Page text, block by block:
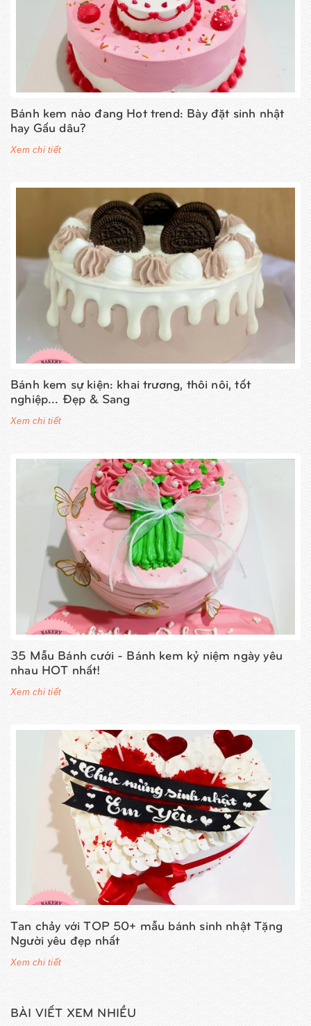
Bánh kem nào đang Hot trend: Bày đặt sinh nhật
hay Gấu dâu?
Xem chi tiết
Bánh kem sự kiện: khai trương, thôi nôi, tốt
nghiệp... Đẹp & Sang
Xem chi tiết
35 Mẫu Bánh cưới - Bánh kem kỷ niệm ngày yêu
nhau HOT nhất!
Xem chi tiết
Tan chảy với TOP 50+ mẫu bánh sinh nhật Tặng
Người yêu đẹp nhất
Xem chi tiết
BÀI VIẾT XEM NHIỀU